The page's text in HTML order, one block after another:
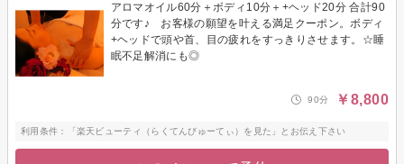
アロマオイル60分＋ボディ10分＋+ヘッド20分 合計90
分です♪ お客様の願望を叶える満足クーポン。ボディ
+ヘッドで頭や首、目の疲れをすっきりさせます。☆睡
眠不足解消にも◎
90分 ￥8,800
利用条件：「楽天ビューティ（らくてんびゅーてぃ）を見た」とお伝え下さい